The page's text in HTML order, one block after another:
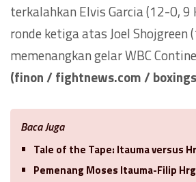
terkalahkan Elvis Garcia (12-0, 9
ronde ketiga atas Joel Shojgreen
memenangkan gelar WBC
(finon / fightnews.com /
Baca Juga
Tale of the Tape: Itauma versus
Pemenang Moses Itauma-Filip